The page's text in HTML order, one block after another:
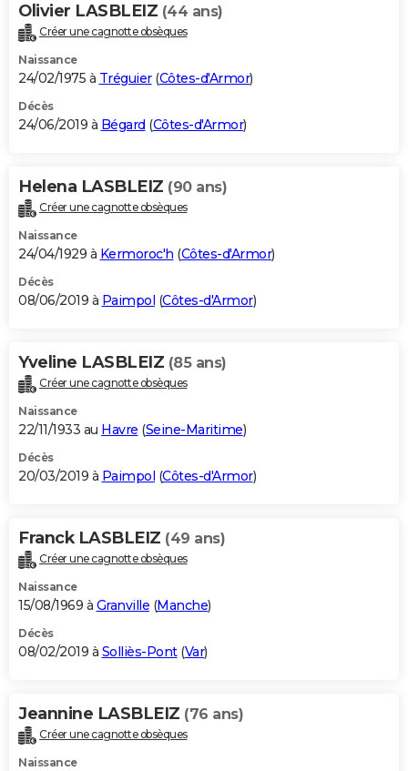
Olivier LASBLEIZ (44 ans)
Créer une cagnotte obsèques
Naissance
24/02/1975 à Tréguier(Côtes-d'Armor)
Décès
24/06/2019 à Bégard (Côtes-d'Armor)
Helena LASBLEIZ (90 ans)
Créer une cagnotte obsèques
Naissance
24/04/1929 à Kermoroc'h (Côtes-d'Armor)
Décès
08/06/2019 à Paimpol (Côtes-d'Armor)
Yveline LASBLEIZ (85 ans)
Créer une cagnotte obsèques
Naissance
22/11/1933 au Havre (Seine-Maritime)
Décès
20/03/2019 à Paimpol (Côtes-d'Armor)
Franck LASBLEIZ (49 ans)
Créer une cagnotte obsèques
Naissance
15/08/1969 à Granville (Manche)
Décès
08/02/2019 à Solliès-Pont(Var)
Jeannine LASBLEIZ (76 ans)
Créer une cagnotte obsèques
Naissance